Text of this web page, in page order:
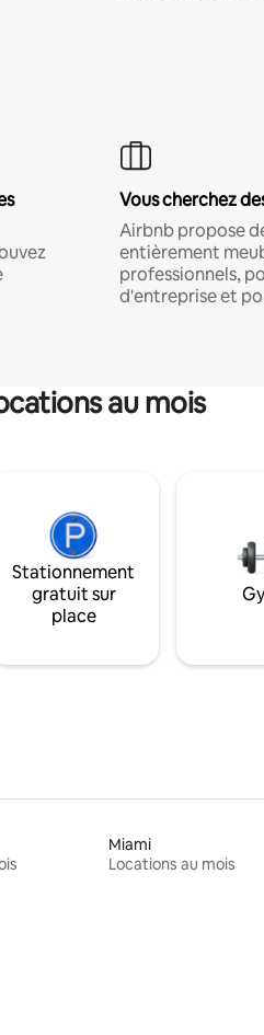
Vous cherchez
Airbnb propose
entièrement
professionnels,
d'entreprise et
au mois
Stationnement
gratuit sur
place
Miami
Locations au mois